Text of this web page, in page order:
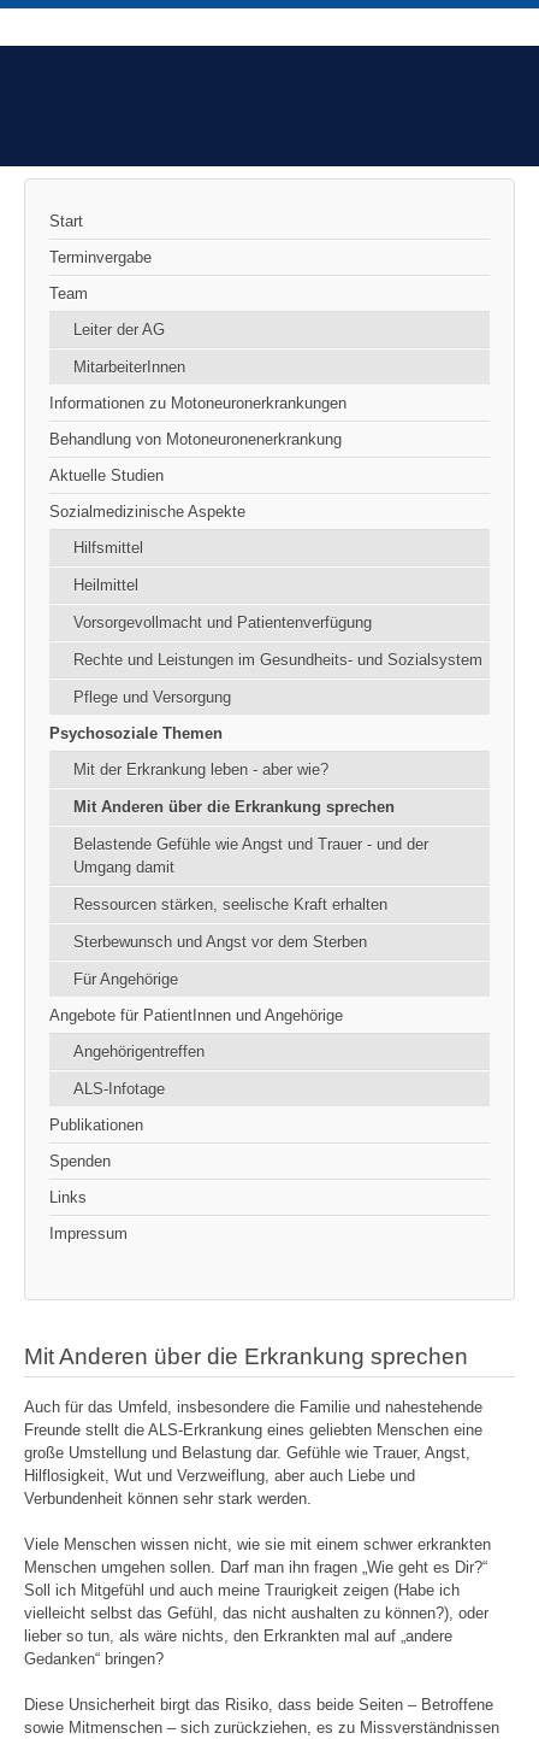
Start
Terminvergabe
Team
Leiter der AG
MitarbeiterInnen
Informationen zu Motoneuronerkrankungen
Behandlung von Motoneuronenerkrankung
Aktuelle Studien
Sozialmedizinische Aspekte
Hilfsmittel
Heilmittel
Vorsorgevollmacht und Patientenverfügung
Rechte und Leistungen im Gesundheits- und Sozialsystem
Pflege und Versorgung
Psychosoziale Themen
Mit der Erkrankung leben - aber wie?
Mit Anderen über die Erkrankung sprechen
Belastende Gefühle wie Angst und Trauer - und der
Umgang damit
Ressourcen stärken, seelische Kraft erhalten
Sterbewunsch und Angst vor dem Sterben
Für Angehörige
Angebote für PatientInnen und Angehörige
Angehörigentreffen
ALS-Infotage
Publikationen
Spenden
Links
Impressum
Mit Anderen über die Erkrankung sprechen
Auch für das Umfeld, insbesondere die Familie und nahestehende
Freunde stellt die ALS-Erkrankung eines geliebten Menschen eine
große Umstellung und Belastung dar. Gefühle wie Trauer, Angst,
Hilflosigkeit, Wut und Verzweiflung, aber auch Liebe und
Verbundenheit können sehr stark werden.
Viele Menschen wissen nicht, wie sie mit einem schwer erkrankten
Menschen umgehen sollen. Darf man ihn fragen „Wie geht es Dir?“
Soll ich Mitgefühl und auch meine Traurigkeit zeigen (Habe ich
vielleicht selbst das Gefühl, das nicht aushalten zu können?), oder
lieber so tun, als wäre nichts, den Erkrankten mal auf „andere
Gedanken“ bringen?
Diese Unsicherheit birgt das Risiko, dass beide Seiten – Betroffene
sowie Mitmenschen – sich zurückziehen, es zu Missverständnissen